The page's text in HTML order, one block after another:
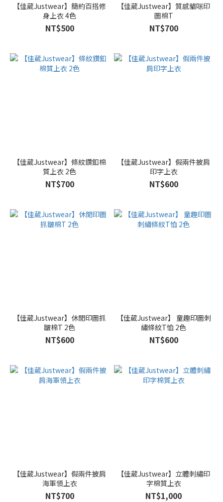
【佳葳Justwear】簡約百搭修
身上衣 4色
NT$500
【佳葳Justwear】質感貓咪印
圖棉T
NT$700
【佳葳Justwear】條紋鑽釦棉
質上衣 2色
NT$700
【佳葳Justwear】假兩件披肩
印字上衣
NT$600
【佳葳Justwear】休閒印圖抓
皺棉T 2色
NT$600
【佳葳Justwear】 童趣印圖刺
繡條紋T恤 2色
NT$600
【佳葳Justwear】假兩件披肩
海軍領上衣
NT$700
【佳葳Justwear】立體刺繡印
字棉質上衣
NT$1,000